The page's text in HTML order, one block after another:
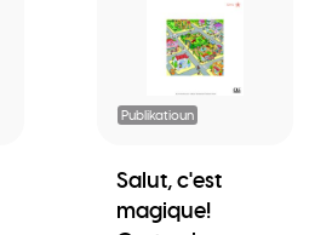
Publikatioun
Salut, c'est
magique!